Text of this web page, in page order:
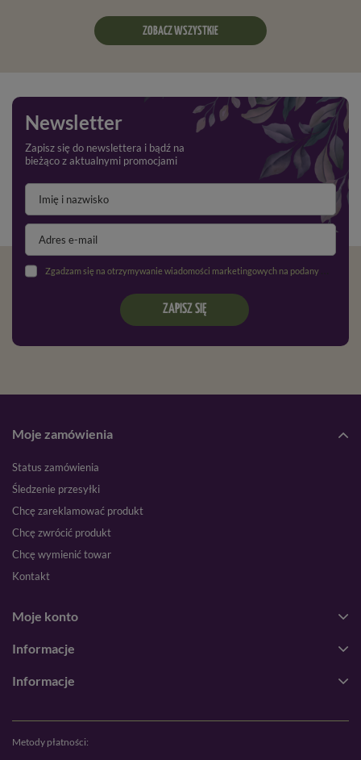
ZOBACZ WSZYSTKIE
Newsletter
Zapisz się do newslettera i bądź na
bieżąco z aktualnymi promocjami
Zgadzam się na otrzymywanie wiadomości marketingowych na podany adres e-mail oraz przetwarzanie danych osobowych zgodnie z
ZAPISZ SIĘ
Moje zamówienia
Status zamówienia
Śledzenie przesyłki
Chcę zareklamować produkt
Chcę zwrócić produkt
Chcę wymienić towar
Kontakt
Moje konto
Informacje
Informacje
Metody płatności: